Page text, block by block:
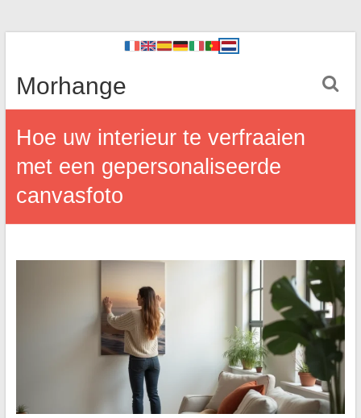
Morhange
Hoe uw interieur te verfraaien
met een gepersonaliseerde
canvasfoto